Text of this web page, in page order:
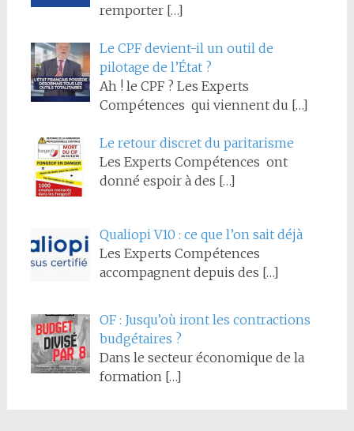
remporter […]
Le CPF devient-il un outil de
pilotage de l’État ?
Ah ! le CPF ? Les Experts
Compétences qui viennent du […]
Le retour discret du paritarisme
Les Experts Compétences ont
donné espoir à des […]
Qualiopi V10 : ce que l’on sait déjà
Les Experts Compétences
accompagnent depuis des […]
OF : Jusqu’où iront les contractions
budgétaires ?
Dans le secteur économique de la
formation […]